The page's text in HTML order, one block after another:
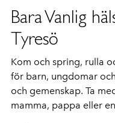
Bara Vanlig
Tyresö
Kom och spring, rulla
för barn, ungdomar
och gemenskap. Ta
mamma, pappa eller